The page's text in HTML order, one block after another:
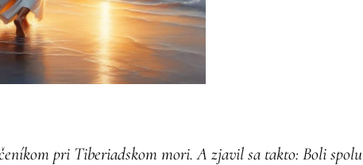
pri Tiberiadskom mori. A zjavil sa takto: Boli spolu